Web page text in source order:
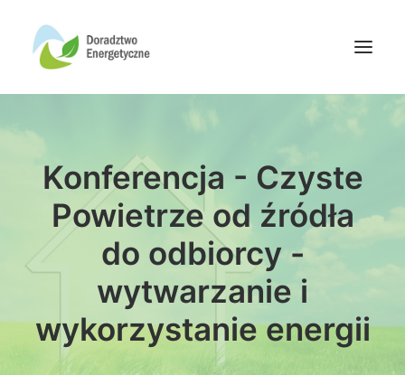
Aktualności
Wydarzenia
Oferta finansowania
Kontakt
Konferencja - Czyste
Powietrze od źródła
do odbiorcy -
wytwarzanie i
wykorzystanie energii